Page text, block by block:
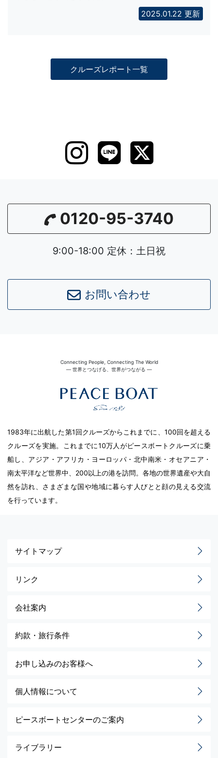
2025.01.22 更新
クルーズレポート一覧
0120-95-3740
9:00-18:00 定休：土日祝
お問い合わせ
Connecting People, Connecting The World
― 世界とつなげる、世界がつながる ―
1983年に出航した第1回クルーズからこれまでに、100回を超える
クルーズを実施。これまでに10万人がピースボートクルーズに乗
船し、アジア・アフリカ・ヨーロッパ・北中南米・オセアニア・
南太平洋など世界中、200以上の港を訪問。各地の世界遺産や大自
然を訪れ、さまざまな国や地域に暮らす人びとと顔の見える交流
を行っています。
サイトマップ
リンク
会社案内
約款・旅行条件
お申し込みのお客様へ
個人情報について
ピースボートセンターのご案内
ライブラリー